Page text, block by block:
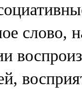
слово,